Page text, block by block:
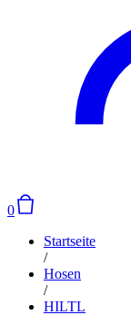
0
Startseite
/
Hosen
/
HILTL